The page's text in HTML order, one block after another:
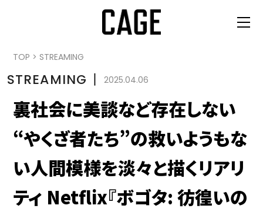
TOP > STREAMING
STREAMING 丨 2025.04.06
裏社会に美談など存在しない
“やくざ者たち”の救いようもな
い人間模様を淡々と描くリアリ
ティ Netflix『ボゴタ: 彷徨いの